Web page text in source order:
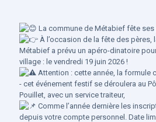
La commune de Métabief fête ses
À l’occasion de la fête des pères,
Métabief a prévu un apéro-dinatoire
village : le vendredi 19 juin 2026 !
Attention : cette année, la formule
- cet événement festif se déroulera au
Pouillet, avec un service traiteur,
Comme l’année dernière les
depuis votre compte personnel. Date